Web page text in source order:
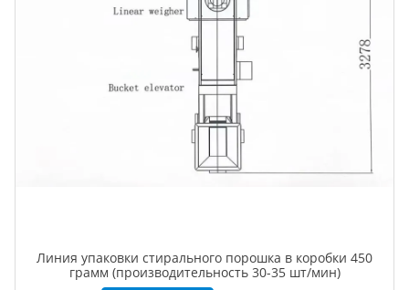
Линия упаковки стирального порошка в коробки 450
грамм (производительность 30-35 шт/мин)